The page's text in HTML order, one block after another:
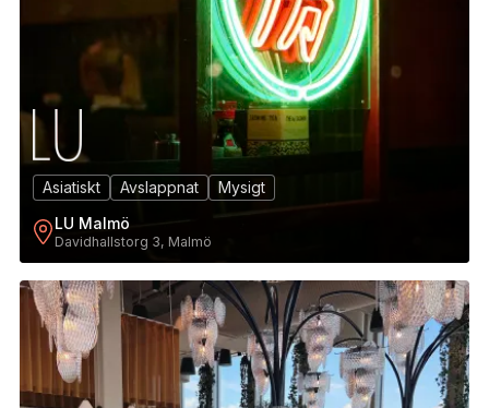
Asiatiskt Avslappnat
Mysigt
LU Malmö
Davidhallstorg 3, Malmö
5